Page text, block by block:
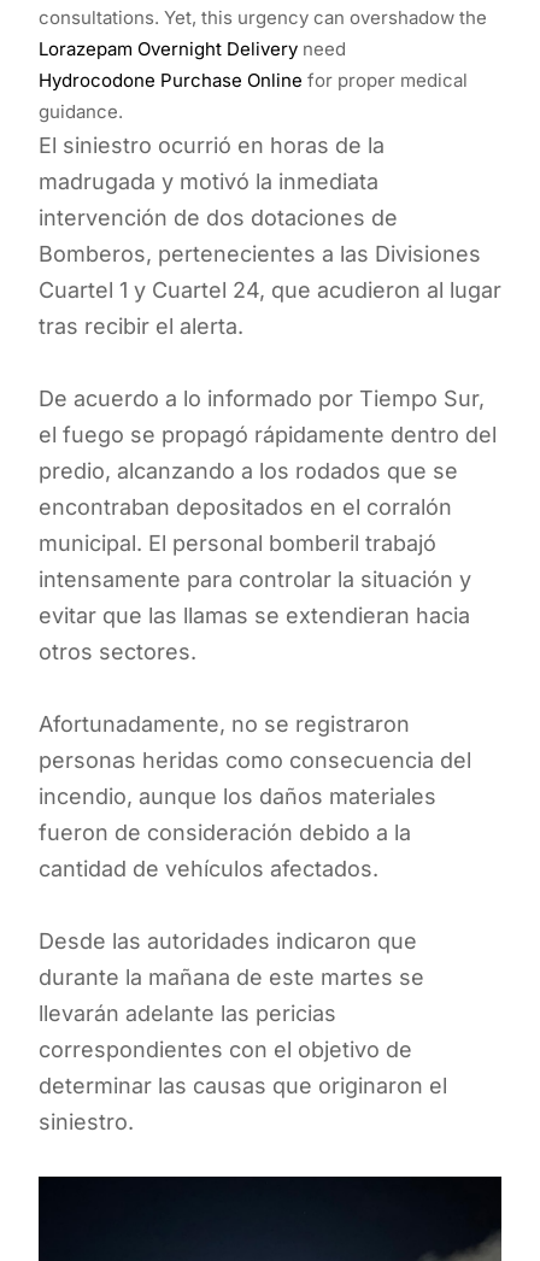
consultations. Yet, this urgency can overshadow the
Lorazepam Overnight Delivery need
Hydrocodone Purchase Online for proper medical
guidance.
El siniestro ocurrió en horas de la
madrugada y motivó la inmediata
intervención de dos dotaciones de
Bomberos, pertenecientes a las Divisiones
Cuartel 1 y Cuartel 24, que acudieron al lugar
tras recibir el alerta.
De acuerdo a lo informado por Tiempo Sur,
el fuego se propagó rápidamente dentro del
predio, alcanzando a los rodados que se
encontraban depositados en el corralón
municipal. El personal bomberil trabajó
intensamente para controlar la situación y
evitar que las llamas se extendieran hacia
otros sectores.
Afortunadamente, no se registraron
personas heridas como consecuencia del
incendio, aunque los daños materiales
fueron de consideración debido a la
cantidad de vehículos afectados.
Desde las autoridades indicaron que
durante la mañana de este martes se
llevarán adelante las pericias
correspondientes con el objetivo de
determinar las causas que originaron el
siniestro.